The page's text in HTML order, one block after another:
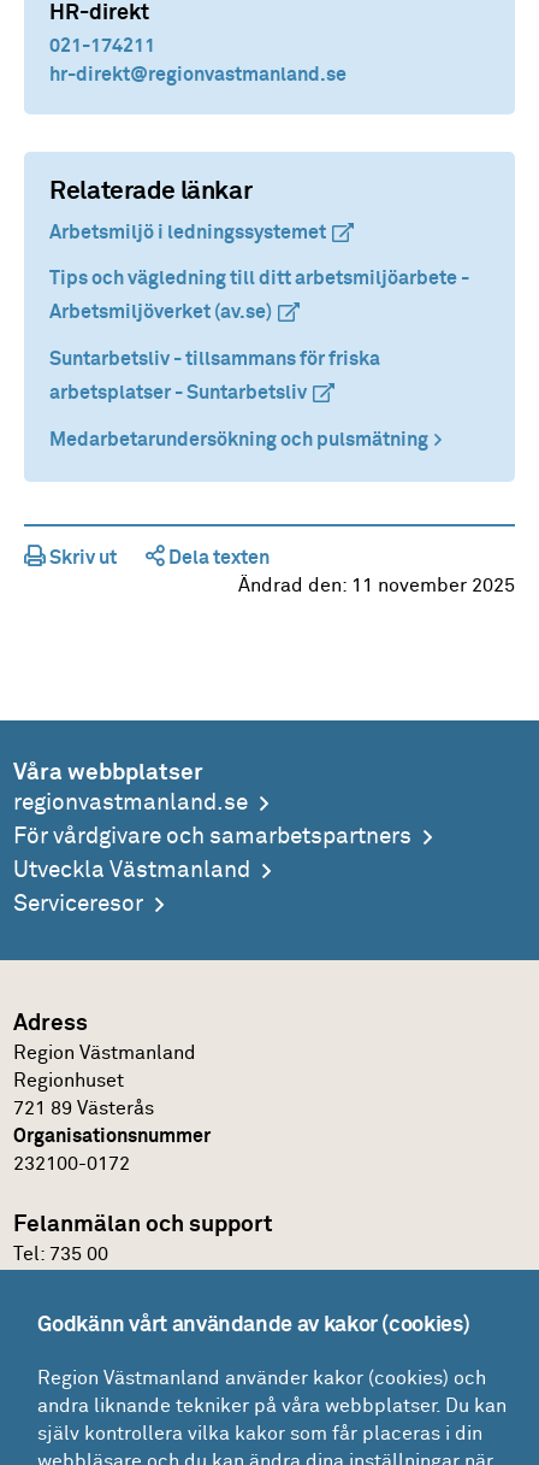
HR-direkt
021-174211
hr-direkt@regionvastmanland.se
Relaterade länkar
Arbetsmiljö i ledningssystemet (extern länk)
(extern länk)
Tips och vägledning till ditt arbetsmiljöarbete -
Arbetsmiljöverket (av.se) (extern länk)
(extern länk)
Suntarbetsliv - tillsammans för friska
arbetsplatser - Suntarbetsliv (extern länk)
(extern länk)
Medarbetarundersökning och pulsmätning
Skriv ut
Dela texten
Ändrad den: 11 november 2025
Våra webbplatser
regionvastmanland.se
För vårdgivare och samarbetspartners
Utveckla Västmanland
Serviceresor
Adress
Region Västmanland
Regionhuset
721 89 Västerås
Organisationsnummer
232100-0172
Felanmälan och support
Tel: 735 00
Glömt lösenordet?
Mina ärenden
Godkänn vårt användande av kakor (cookies)
Region Västmanland använder kakor (cookies) och
andra liknande tekniker på våra webbplatser. Du kan
själv kontrollera vilka kakor som får placeras i din